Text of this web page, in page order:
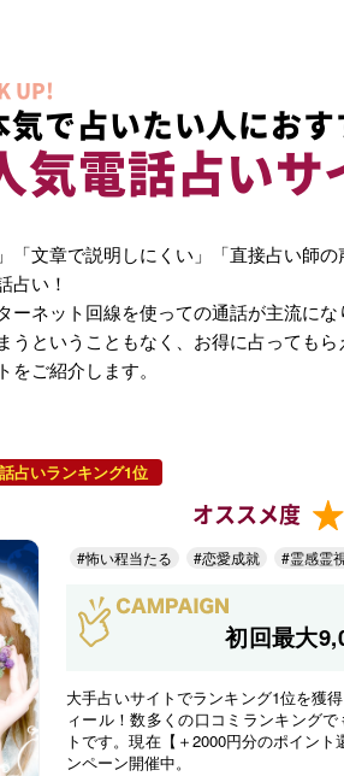
UP!
気で占いたい人にお
気電話占い
「文章で説明しにくい」「直接占い師の
占い！
ーネット回線を使っての通話が主流に
うということもなく、お得に占っても
ご紹介します。
占いランキング1位
オススメ度
#怖い程当たる #恋愛成就 #霊感霊
初回最大
大手占いサイトでランキング1位を獲
ィール！数多くの口コミランキング
トです。現在【＋2000円分のポイン
ンペーン開催中。